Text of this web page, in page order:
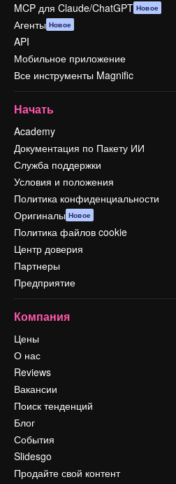
MCP для Claude/ChatGPT Новое
Агенты Новое
API
Мобильное приложение
Все инструменты Magnific
Начать
Academy
Документация по Пакету ИИ
Служба поддержки
Условия и положения
Политика конфиденциальности
Оригиналы Новое
Политика файлов cookie
Центр доверия
Партнеры
Предприятие
Компания
Цены
О нас
Reviews
Вакансии
Поиск тенденций
Блог
События
Slidesgo
Продайте свой контент